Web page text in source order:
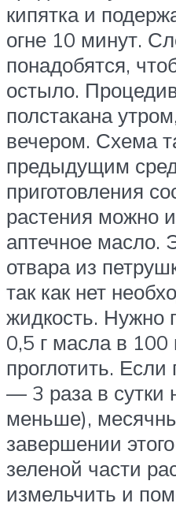
кипятка и
огне 10 минут.
понадобятся,
остыло.
полстакана
вечером. Схема
предыдущим
приготовления
растения можно
аптечное масло.
отвара из
так как нет
жидкость. Нужно
0,5 г масла в
проглотить. Если
— 3 раза в сутки
меньше),
завершении
зеленой части
измельчить и